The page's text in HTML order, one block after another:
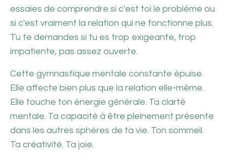
essaies de comprendre si c'est toi le problème ou
si c'est vraiment la relation qui ne fonctionne plus.
Tu te demandes si tu es trop exigeante, trop
impatiente, pas assez ouverte.
Cette gymnastique mentale constante épuise.
Elle affecte bien plus que la relation elle-même.
Elle touche ton énergie générale. Ta clarté
mentale. Ta capacité à être pleinement présente
dans les autres sphères de ta vie. Ton sommeil.
Ta créativité. Ta joie.